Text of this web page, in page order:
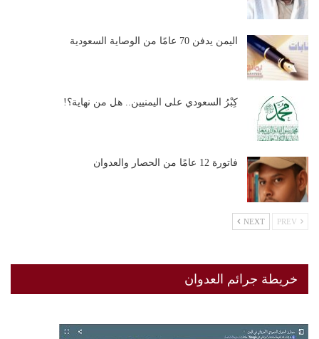
اليمن يدفن 70 عامًا من الوصاية السعودية
كِبْرُ السعودي على اليمنيين.. هل من نهاية؟!
فاتورة 12 عامًا من الحصار والعدوان
NEXT
خريطة جرائم العدوان